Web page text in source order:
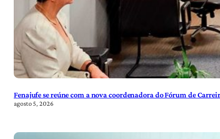
Fenajufe se reúne com a nova coordenadora do Fórum de
agosto 5, 2026